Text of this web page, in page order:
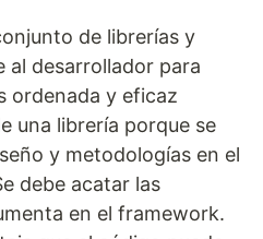
de librerías y
al desarrollador para
ordenada y eficaz
una librería porque se
y metodologías en el
debe acatar las
en el framework.